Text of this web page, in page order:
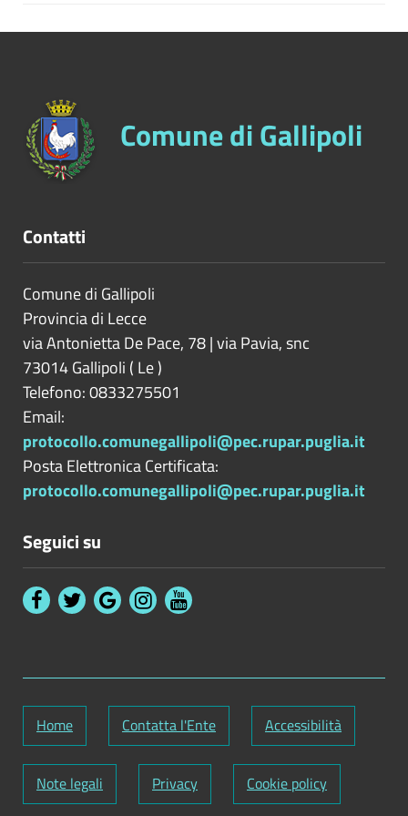
della richiesta nonché del relativo
esito con la data della decisione
Aggiornamento
Comune di Gallipoli
Contatti
Comune di Gallipoli
Provincia di Lecce
via Antonietta De Pace, 78 | via Pavia, snc
73014Gallipoli ( Le)
Telefono: 0833275501
Email:
protocollo.comunegallipoli@pec.rupar.puglia.it
Posta Elettronica Certificata:
protocollo.comunegallipoli@pec.rupar.puglia.it
Seguici su
Home Contatta l'Ente Accessibilità
Note legali Privacy Cookie policy